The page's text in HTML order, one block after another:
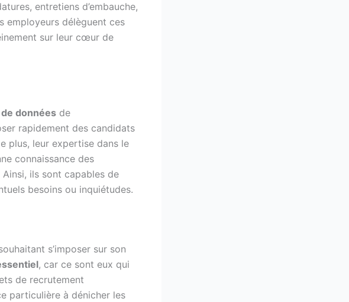
entretiens d’embauche,
employeurs délèguent ces
sur leur cœur de
données de
rapidement des candidats
plus, leur expertise dans le
connaissance des
ils sont capables de
besoins ou inquiétudes.
s’imposer sur son
, car ce sont eux qui
de recrutement
particulière à dénicher les